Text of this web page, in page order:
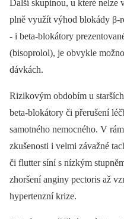
Další skupinou, u které nelze
plně využít výhod blokády β-
-⁠ i beta-blokátory
(bisoprolol), je obvykle
dávkách.
Rizikovým obdobím u
beta-blokátory či přerušení
samotného nemocného. V
zkušenosti i velmi závažné
či flutter síní s nízkým
zhoršení anginy pectoris až
hypertenzní krize.